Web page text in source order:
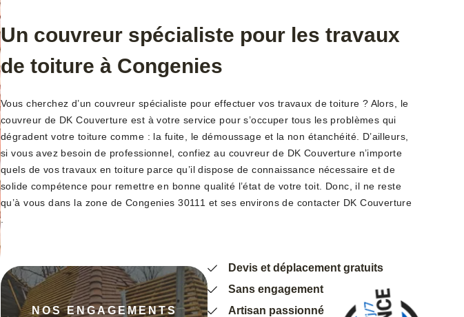
Un couvreur spécialiste pour les travaux
de toiture à Congenies
Vous cherchez d’un couvreur spécialiste pour effectuer vos travaux de toiture ? Alors, le
couvreur de DK Couverture est à votre service pour s’occuper tous les problèmes qui
dégradent votre toiture comme : la fuite, le démoussage et la non étanchéité. D’ailleurs,
si vous avez besoin de professionnel, confiez au couvreur de DK Couverture n’importe
quels de vos travaux en toiture parce qu’il dispose de connaissance nécessaire et de
solide compétence pour remettre en bonne qualité l’état de votre toit. Donc, il ne reste
qu’à vous dans la zone de Congenies 30111 et ses environs de contacter DK Couverture
NOS ENGAGEMENTS
Devis et déplacement gratuits
Sans engagement
Artisan passionné